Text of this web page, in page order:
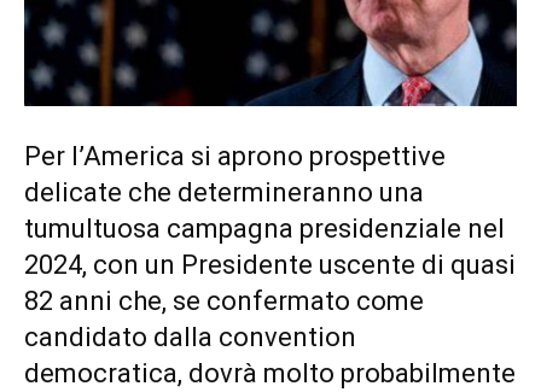
Per l’America si aprono prospettive
delicate che determineranno una
tumultuosa campagna presidenziale nel
2024, con un Presidente uscente di quasi
82 anni che, se confermato come
candidato dalla convention
democratica, dovrà molto probabilmente